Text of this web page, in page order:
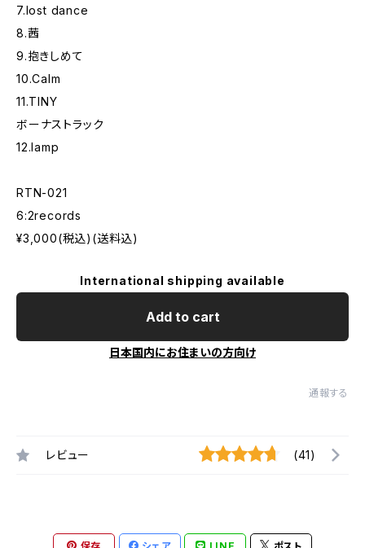
7.lost dance
8.茜
9.抱きしめて
10.Calm
11.TINY
ボーナストラック
12.lamp
RTN-021
6:2records
¥3,000(税込)(送料込)
International shipping available
Add to cart
日本国内にお住まいの方向け
通報する
レビュー (41)